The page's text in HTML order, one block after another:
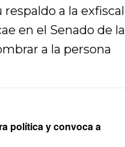
a la exfiscal
en el Senado de la
a la persona
política y convoca a